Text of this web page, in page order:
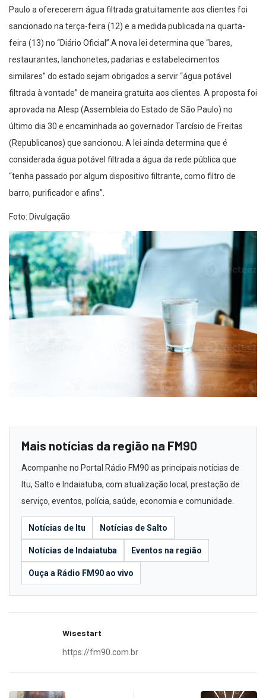
Paulo a oferecerem água filtrada gratuitamente aos clientes foi
sancionado na terça-feira (12) e a medida publicada na quarta-
feira (13) no “Diário Oficial”.A nova lei determina que “bares,
restaurantes, lanchonetes, padarias e estabelecimentos
similares” do estado sejam obrigados a servir “água potável
filtrada à vontade” de maneira gratuita aos clientes. A proposta foi
aprovada na Alesp (Assembleia do Estado de São Paulo) no
último dia 30 e encaminhada ao governador Tarcísio de Freitas
(Republicanos) que sancionou. A lei ainda determina que é
considerada água potável filtrada a água da rede pública que
“tenha passado por algum dispositivo filtrante, como filtro de
barro, purificador e afins”.
Foto: Divulgação
Mais notícias da região na FM90
Acompanhe no Portal Rádio FM90 as principais notícias de
Itu, Salto e Indaiatuba, com atualização local, prestação de
serviço, eventos, polícia, saúde, economia e comunidade.
Notícias de Itu Notícias de Salto
Notícias de Indaiatuba Eventos na região
Ouça a Rádio FM90 ao vivo
Wisestart
https://fm90.com.br